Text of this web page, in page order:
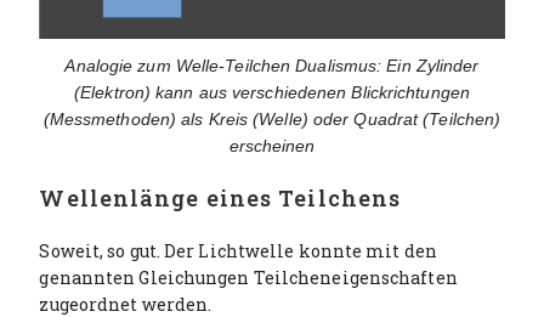
Analogie zum Welle-Teilchen Dualismus: Ein Zylinder
(Elektron) kann aus verschiedenen Blickrichtungen
(Messmethoden) als Kreis (Welle) oder Quadrat (Teilchen)
erscheinen
Wellenlänge eines Teilchens
Soweit, so gut. Der Lichtwelle konnte mit den
genannten Gleichungen Teilcheneigenschaften
zugeordnet werden.